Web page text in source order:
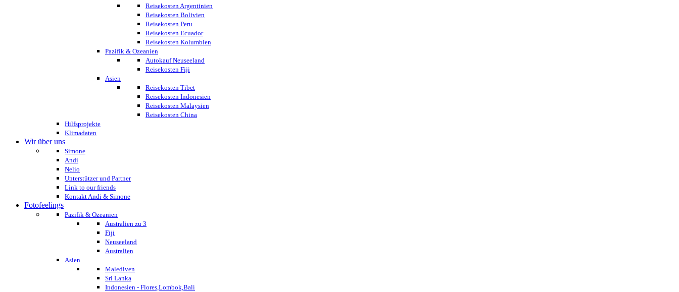
Reisekosten Argentinien
Reisekosten Bolivien
Reisekosten Peru
Reisekosten Ecuador
Reisekosten Kolumbien
Pazifik & Ozeanien
Autokauf Neuseeland
Reisekosten Fiji
Asien
Reisekosten Tibet
Reisekosten Indonesien
Reisekosten Malaysien
Reisekosten China
Hilfsprojekte
Klimadaten
Wir über uns
Simone
Andi
Nelio
Unterstützer und Partner
Link to our friends
Kontakt Andi & Simone
Fotofeelings
Pazifik & Ozeanien
Australien zu 3
Fiji
Neuseeland
Australien
Asien
Malediven
Sri Lanka
Indonesien - Flores,Lombok,Bali